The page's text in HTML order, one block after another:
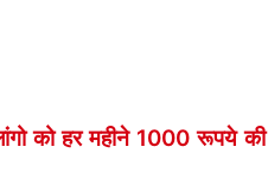
को हर महीने 1000 रूपये की